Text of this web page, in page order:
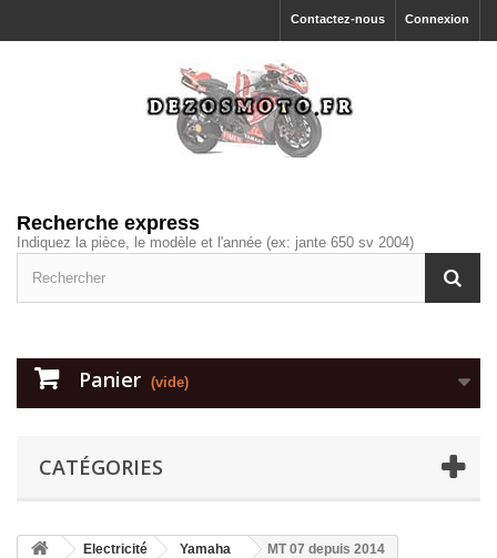
Connexion
Contactez-nous
Recherche express
Indiquez la pièce, le modèle et l'année (ex: jante 650 sv 2004)
Panier (vide)
CATÉGORIES
Electricité Yamaha MT 07 depuis 2014